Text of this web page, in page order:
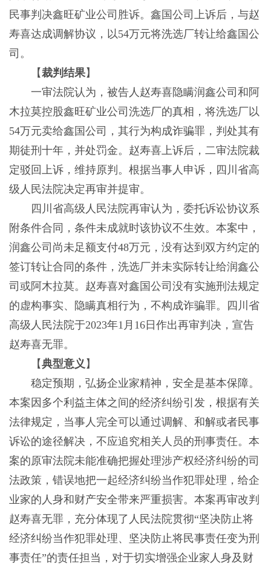
民事判决鑫旺矿业公司胜诉。鑫国公司上诉后，与赵
寿喜达成调解协议，以54万元将洗选厂转让给鑫国公
司。
【裁判结果】
一审法院认为，被告人赵寿喜隐瞒润鑫公司和阿
木拉莫控股鑫旺矿业公司洗选厂的真相，将洗选厂以
54万元卖给鑫国公司，其行为构成诈骗罪，判处其有
期徒刑十年，并处罚金。赵寿喜上诉后，二审法院裁
定驳回上诉，维持原判。根据当事人申诉，四川省高
级人民法院决定再审并提审。
四川省高级人民法院再审认为，委托诉讼协议系
附条件合同，条件未成就时该协议不生效。本案中，
润鑫公司尚未足额支付48万元，没有达到双方约定的
签订转让合同的条件，洗选厂并未实际转让给润鑫公
司或阿木拉莫。赵寿喜对鑫国公司没有实施刑法规定
的虚构事实、隐瞒真相行为，不构成诈骗罪。四川省
高级人民法院于2023年1月16日作出再审判决，宣告
赵寿喜无罪。
【典型意义 】
稳定预期，弘扬企业家精神，安全是基本保障。
本案因多个利益主体之间的经济纠纷引发，根据有关
法律规定，当事人完全可以通过调解、和解或者民事
诉讼的途径解决，不应追究相关人员的刑事责任。本
案的原审法院未能准确把握处理涉产权经济纠纷的司
法政策，错误地把一起经济纠纷当作犯罪处理，给企
业家的人身和财产安全带来严重损害。本案再审改判
赵寿喜无罪，充分体现了人民法院贯彻“坚决防止将
经济纠纷当作犯罪处理、坚决防止将民事责任变为刑
事责任”的责任担当，对于切实增强企业家人身及财